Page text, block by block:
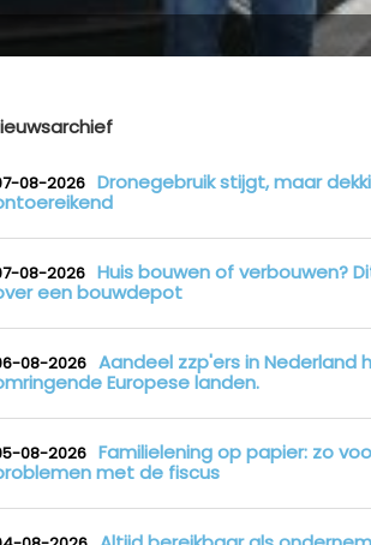
08-2026 Dronegebruik stijgt, maar
08-2026 Huis bouwen of verbouwen?
een bouwdepot
08-2026 Aandeel zzp'ers in Nederland
Europese landen.
08-2026 Familielening op papier: zo
met de fiscus